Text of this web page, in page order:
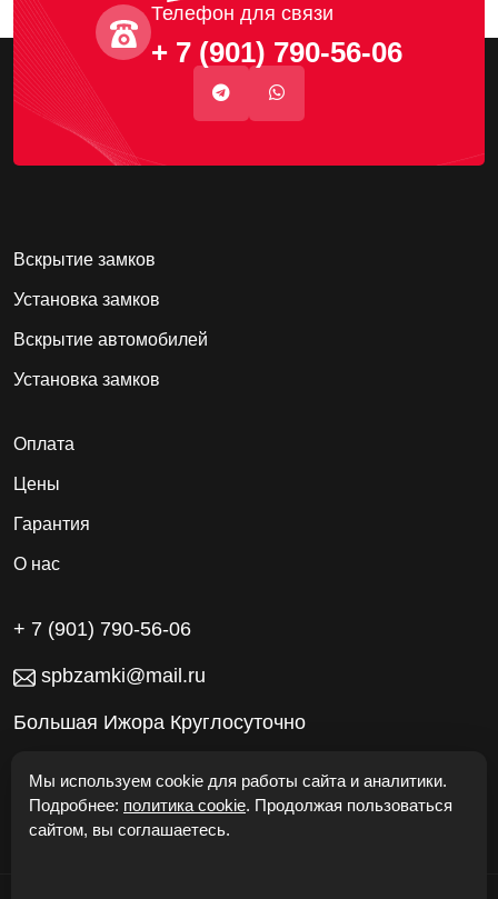
Телефон для связи
+ 7 (901) 790-56-06
Вскрытие замков
Установка замков
Вскрытие автомобилей
Установка замков
Оплата
Цены
Гарантия
О нас
+ 7 (901) 790-56-06
spbzamki@mail.ru
Большая Ижора Круглосуточно
Работаем без выходных
Мы используем cookie для работы сайта и аналитики.
Подробнее: политика cookie. Продолжая пользоваться
сайтом, вы соглашаетесь.